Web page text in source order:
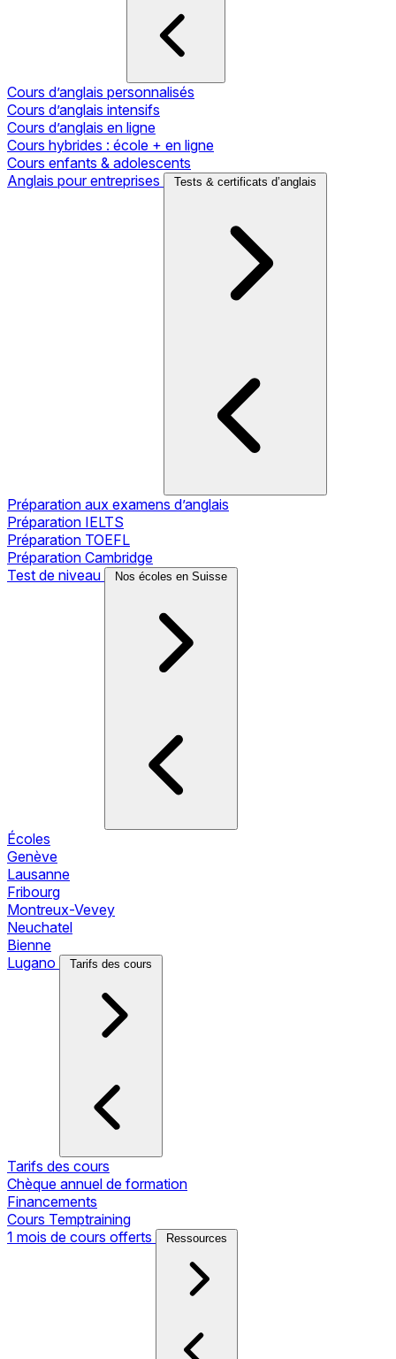
Cours d’anglais personnalisés
Cours d’anglais intensifs
Cours d’anglais en ligne
Cours hybrides : école + en ligne
Cours enfants & adolescents
Anglais pour entreprises
Tests & certificats d’anglais
Préparation aux examens d’anglais
Préparation IELTS
Préparation TOEFL
Préparation Cambridge
Test de niveau
Nos écoles en Suisse
Écoles
Genève
Lausanne
Fribourg
Montreux-Vevey
Neuchatel
Bienne
Lugano
Tarifs des cours
Tarifs des cours
Chèque annuel de formation
Financements
Cours Temptraining
1 mois de cours offerts
Ressources